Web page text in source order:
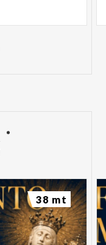
38 mt